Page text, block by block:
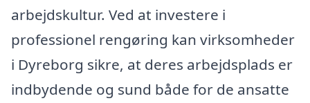
arbejdskultur. Ved at investere i
professionel rengøring kan virksomheder
i Dyreborg sikre, at deres arbejdsplads er
indbydende og sund både for de ansatte